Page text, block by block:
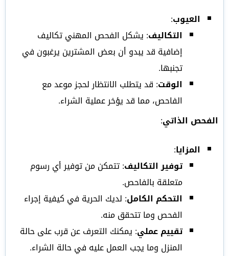
العيوب:
التكاليف: يشكل الفحص المهني تكاليف
إضافية قد يبدو أن بعض المشترين يرغبون في
تجنبها.
الوقت: قد يتطلب الانتظار لحجز موعد مع
الفاحص، مما قد يؤخر عملية الشراء.
الفحص الذاتي:
المزايا:
توفير التكاليف: تتمكن من توفير أي رسوم
متعلقة بالفاحص.
التحكم الكامل: لديك الحرية في كيفية إجراء
الفحص وما تتحقق منه.
تقييم عملي: يمكنك التعرف عن قرب على حالة
المنزل وما يجب العمل عليه في حالة الشراء.